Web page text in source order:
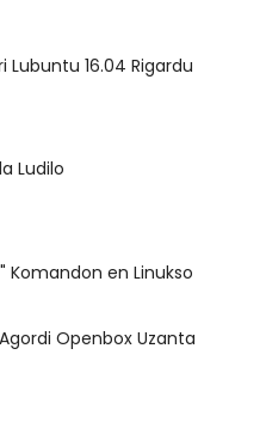
Lubuntu 16.04 Rigardu
Ludilo
Komandon en Linukso
Openbox Uzanta